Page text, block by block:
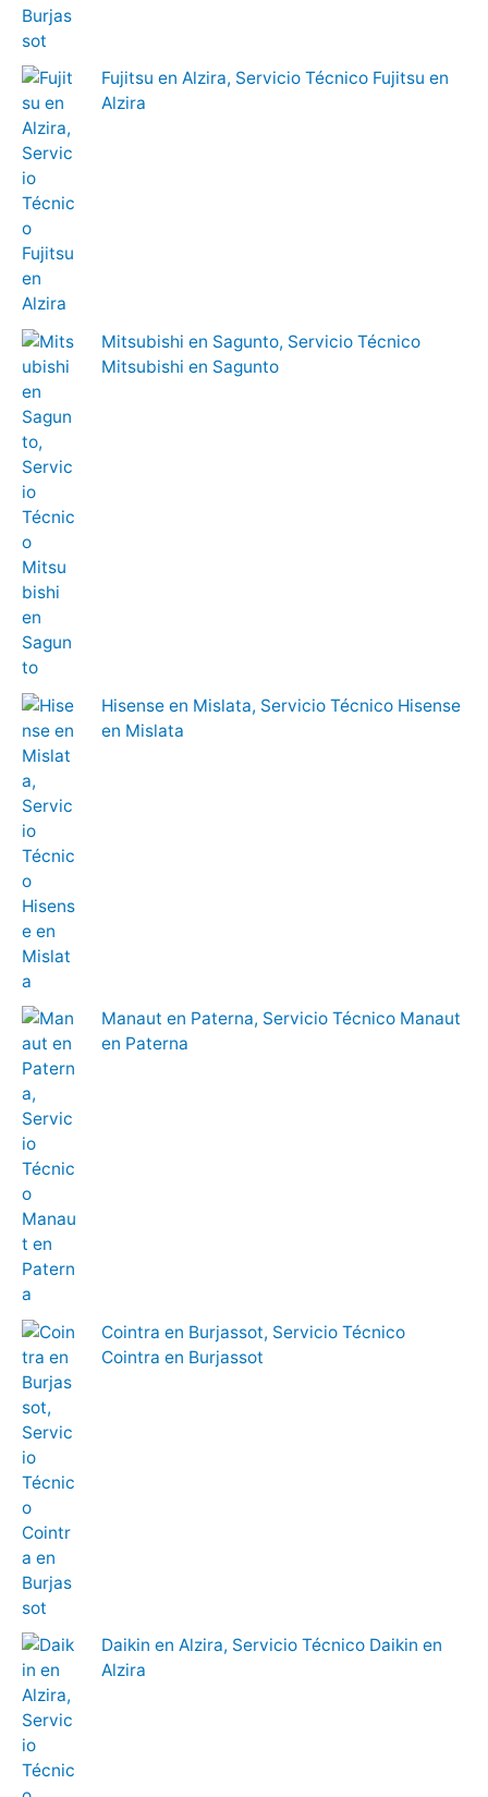
Fujitsu en Alzira, Servicio Técnico Fujitsu en
Alzira
Mitsubishi en Sagunto, Servicio Técnico
Mitsubishi en Sagunto
Hisense en Mislata, Servicio Técnico Hisense
en Mislata
Manaut en Paterna, Servicio Técnico Manaut
en Paterna
Cointra en Burjassot, Servicio Técnico
Cointra en Burjassot
Daikin en Alzira, Servicio Técnico Daikin en
Alzira